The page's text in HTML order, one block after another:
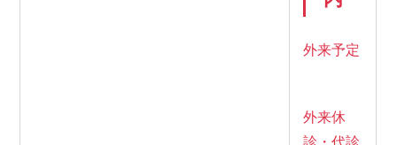
外来予定
外来休
診・代診